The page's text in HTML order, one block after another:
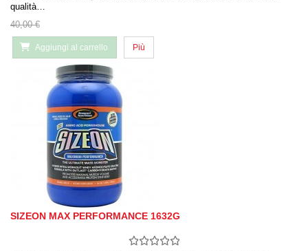
qualità…
40,00 €
Aggiungi al carrello Più
SIZEON MAX PERFORMANCE 1632G